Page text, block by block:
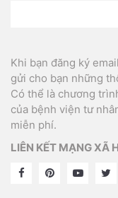
Khi bạn đăng ký
gửi cho bạn những
Có thể là chương
của bệnh viện tư
miễn phí.
LIÊN KẾT MẠNG XÃ